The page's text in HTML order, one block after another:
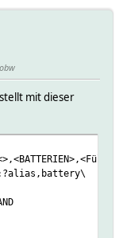
mit dieser